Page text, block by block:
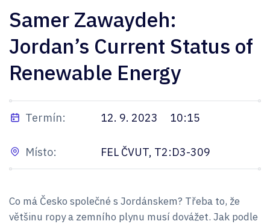
Samer Zawaydeh:
Jordan’s Current Status of
Renewable Energy
Termín: 12. 9. 2023 10:15
Místo: FEL ČVUT, T2:D3-309
Co má Česko společné s Jordánskem? Třeba to, že
většinu ropy a zemního plynu musí dovážet. Jak podle